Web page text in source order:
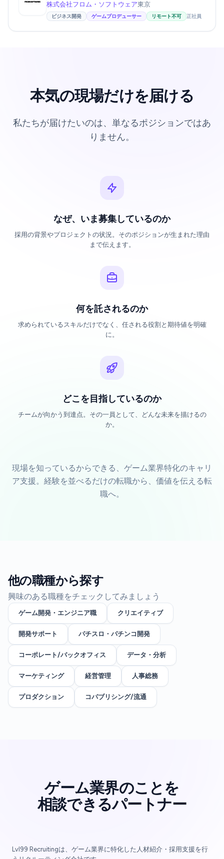
株式会社フロム・ソフトウェア東京
ビジネス開発 ゲームプロデューサー リモート不可 正社員
本気の現場だけを届ける
私たちが届けたいのは、単なるポジションではあ
りません。
なぜ、いま募集しているのか
採用の背景やプロジェクトの状況。そのポジションが生まれた理由
まで伝えます。
何を託されるのか
求められているスキルだけでなく、任される役割と期待値を明確
に。
どこを目指しているのか
チームが向かう到達点。その一員として、どんな未来を描けるの
か。
現場を知っているからできる、ゲーム業界特化のキャリ
ア支援。経験を並べるだけの転職から、価値を伝える転
職へ。
他の職種から探す
興味のある職種をチェックしてみましょう
ゲーム開発・エンジニア職 クリエイティブ
開発サポート パチスロ・パチンコ開発
コーポレート/バックオフィス データ・分析
マーケティング 経営管理 人事総務
プロダクション コパブリシング/流通
ゲーム業界のことを
相談できるパートナー
Lvl99 Recruitingは、ゲーム業界に特化した人材紹介・採用支援を行